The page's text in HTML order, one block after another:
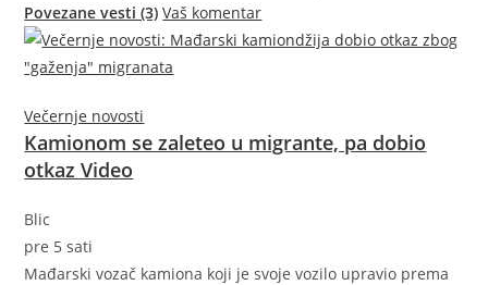
Povezane vesti (3) Vaš komentar
Večernje novosti
Kamionom se zaleteo u migrante, pa dobio
otkaz Video
Blic
pre 5 sati
Mađarski vozač kamiona koji je svoje vozilo upravio prema